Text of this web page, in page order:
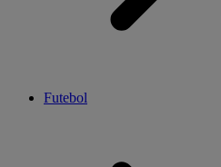
Futebol